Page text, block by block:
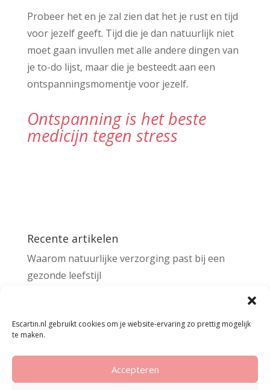
Escartin.nl gebruikt cookies om je website-ervaring zo prettig mogelijk
te maken.
Accepteren
Probeer het en je zal zien dat het je rust en tijd
voor jezelf geeft. Tijd die je dan natuurlijk niet
moet gaan invullen met alle andere dingen van
je to-do lijst, maar die je besteedt aan een
ontspanningsmomentje voor jezelf.
Ontspanning is het beste
medicijn tegen stress
Recente artikelen
Waarom natuurlijke verzorging past bij een
gezonde leefstijl